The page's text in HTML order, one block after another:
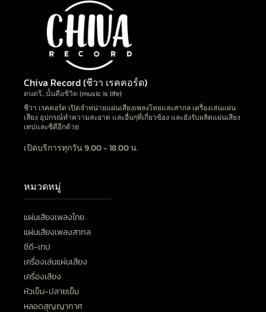
Chiva Record (ชีวา เรคคอร์ด)
ดนตรี…นั้นคือชีวิต (music is life)
ชีวา เรคคอร์ด เปิดจำหน่ายแผ่นเสียงเพลงไทยและสากล เครื่องเล่นแผ่น
เสียง อุปกรณ์ทำความสะอาด และอื่นๆที่เกี่ยวข้อง และยังรับผลิตแผ่นเสียง
เทปและซีดีอีกด้วย
เปิดบริการทุกวัน 9.00 - 18.00 น.
หมวดหมู่
แผ่นเสียงเพลงไทย
แผ่นเสียงเพลงสากล
ซีดี-เทป
เครื่องเล่นแผ่นเสียง
เครื่องเสียง
หัวเข็ม-ปลายเข็ม
หลอดสุญญากาศ